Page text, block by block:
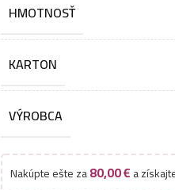
HMOTNOSŤ
KARTON
VÝROBCA
Nakúpte ešte za80,00€a